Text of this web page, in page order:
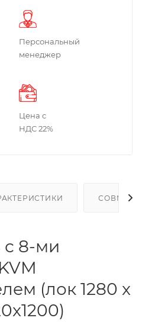
Персональный
менеджер
Цена с
НДС 22%
с 8-ми
(лок 1280 x